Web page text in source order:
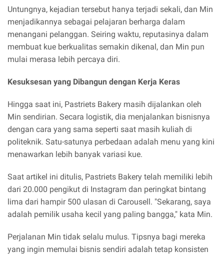
Untungnya, kejadian tersebut hanya terjadi sekali, dan Min
menjadikannya sebagai pelajaran berharga dalam
menangani pelanggan. Seiring waktu, reputasinya dalam
membuat kue berkualitas semakin dikenal, dan Min pun
mulai merasa lebih percaya diri.
Kesuksesan yang Dibangun dengan Kerja Keras
Hingga saat ini, Pastriets Bakery masih dijalankan oleh
Min sendirian. Secara logistik, dia menjalankan bisnisnya
dengan cara yang sama seperti saat masih kuliah di
politeknik. Satu-satunya perbedaan adalah menu yang kini
menawarkan lebih banyak variasi kue.
Saat artikel ini ditulis, Pastriets Bakery telah memiliki lebih
dari 20.000 pengikut di Instagram dan peringkat bintang
lima dari hampir 500 ulasan di Carousell. "Sekarang, saya
adalah pemilik usaha kecil yang paling bangga," kata Min.
Perjalanan Min tidak selalu mulus. Tipsnya bagi mereka
yang ingin memulai bisnis sendiri adalah tetap konsisten